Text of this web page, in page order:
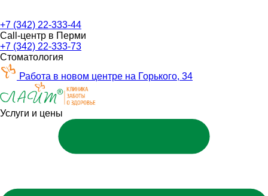
+7 (342) 22-333-44
Call-центр в Перми
+7 (342) 22-333-73
Стоматология
Работа в новом центре на Горького, 34
Услуги и цены